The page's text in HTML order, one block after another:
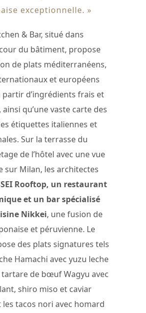
exceptionnelle. »
& Bar, situé dans
cour du bâtiment, propose
de plats méditerranéens,
et européens
partir d’ingrédients frais et
qu’une vaste carte des
étiquettes italiennes et
Sur la terrasse du
de l’hôtel avec une vue
sur Milan, les architectes
Rooftop, un restaurant
et un bar spécialisé
Nikkei, une fusion de
et péruvienne. Le
des plats signatures tels
Hamachi avec yuzu leche
de bœuf Wagyu avec
shiro miso et caviar
les tacos nori avec homard